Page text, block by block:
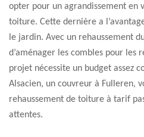
opter pour un agrandissement en
toiture. Cette dernière a
le jardin. Avec un rehaussement
d’aménager les combles pour les
projet nécessite un budget assez
Alsacien, un couvreur à Fulleren,
rehaussement de toiture à tarif
attentes.